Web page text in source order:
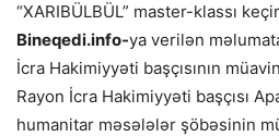
“XARIBÜLBÜL” master-klassı
Bineqedi.info-ya verilən
İcra Hakimiyyəti başçısının
Rayon İcra Hakimiyyəti başçısı
humanitar məsələlər şöbəsinin